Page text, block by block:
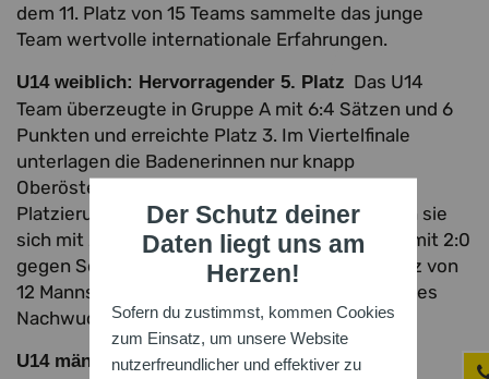
Der Schutz deiner
Daten liegt uns am
Herzen!
Sofern du zustimmst, kommen Cookies
zum Einsatz, um unsere Website
nutzerfreundlicher und effektiver zu
dem 11. Platz von 15 Teams sammelte das junge
Team wertvolle internationale Erfahrungen.
U14 weiblich: Hervorragender 5. Platz Das U14
Team überzeugte in Gruppe A mit 6:4 Sätzen und 6
Punkten und erreichte Platz 3. Im Viertelfinale
unterlagen die Badenerinnen nur knapp
Oberösterreich mit 1:2 (8:11, 11:9, 3:5). In den
Platzierungsspielen um die Ränge 5–8 setzten sie
sich mit 2:1 gegen Bayern (9:11, 12:10, 5:3) und mit 2:0
gegen Schwaben (8:11, 11:13) durch. Der 5. Platz von
12 Mannschaften unterstreicht das Potenzial des
Nachwuchses.
U14 männlich:Solider 10. Platz